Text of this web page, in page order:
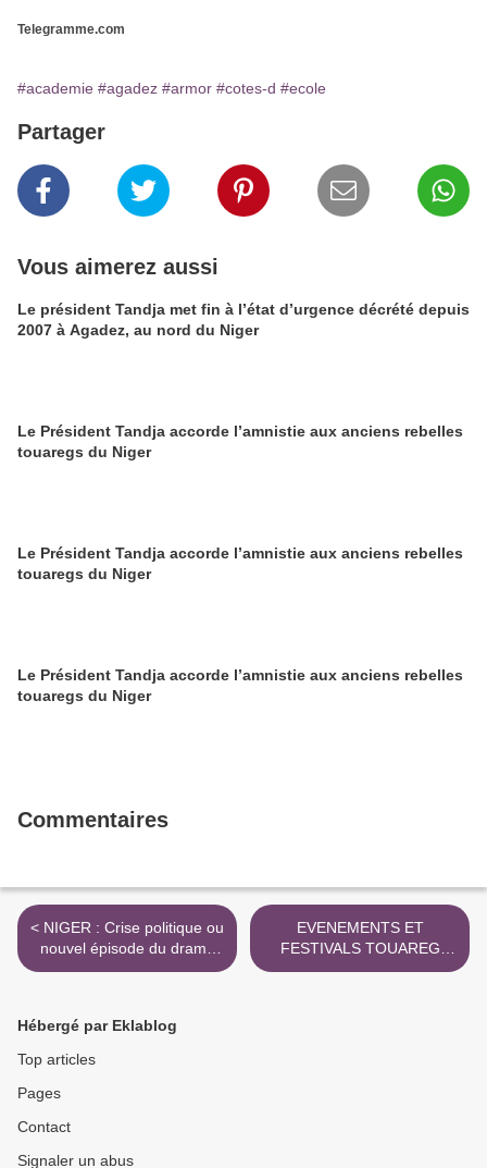
Telegramme.com
#academie #agadez #armor #cotes-d #ecole
Partager
Vous aimerez aussi
Le président Tandja met fin à l’état d’urgence décrété depuis
2007 à Agadez, au nord du Niger
Le Président Tandja accorde l’amnistie aux anciens rebelles
touaregs du Niger
Le Président Tandja accorde l’amnistie aux anciens rebelles
touaregs du Niger
Le Président Tandja accorde l’amnistie aux anciens rebelles
touaregs du Niger
Commentaires
< NIGER : Crise politique ou
nouvel épisode du drame
africain
EVENEMENTS ET
FESTIVALS TOUAREG
2009 >
Hébergé par Eklablog
Top articles
Pages
Contact
Signaler un abus